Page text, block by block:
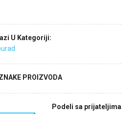
U Kategoriji:
PROIZVODA
Podeli sa prijateljima